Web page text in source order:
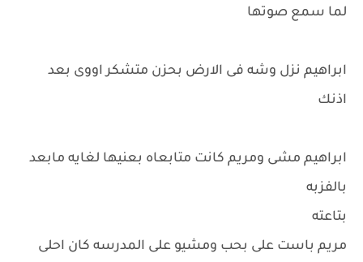
لما سمع صوتها
ابراهيم نزل وشه فى الارض بحزن متشكر اووى بعد
اذنك
ابراهيم مشى ومريم كانت متابعاه بعنيها لغايه مابعد
بالفزبه
بتاعته
مريم باست على بحب ومشيو على المدرسه كان احلى